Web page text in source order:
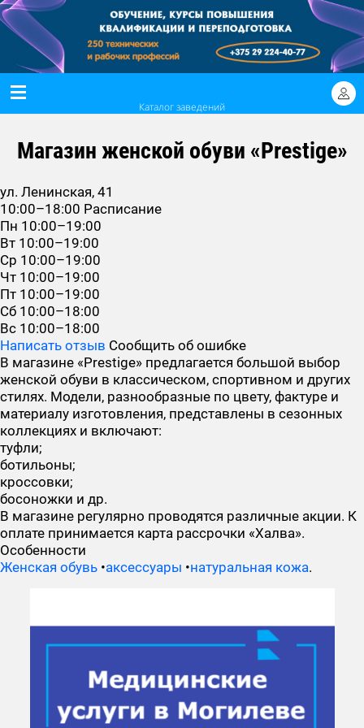
Каталог заведений
Магазин женской обуви «Prestige»
ул. Ленинская, 41
10:00–18:00 Расписание
Пн 10:00–19:00
Вт 10:00–19:00
Ср 10:00–19:00
Чт 10:00–19:00
Пт 10:00–19:00
Сб 10:00–18:00
Вс 10:00–18:00
Написать отзыв Сообщить об ошибке
В магазине «Prestige» предлагается большой выбор
женской обуви в классическом, спортивном и других
стилях. Модели, разнообразные по цвету, фактуре и
материалу изготовления, представлены в сезонных
коллекциях и включают:
туфли;
ботильоны;
кроссовки;
босоножки и др.
В магазине регулярно проводятся различные акции. К
оплате принимается карта рассрочки «Халва».
Особенности
Женская обувь •аксессуары •натуральная кожа.